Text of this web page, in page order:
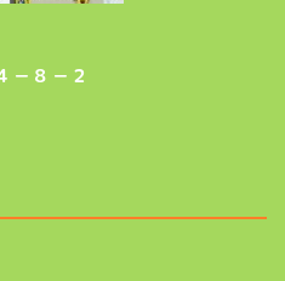
－８－２